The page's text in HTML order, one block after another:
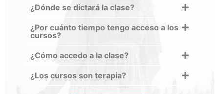
¿Dónde se dictará la clase?
¿Por cuánto tiempo tengo acceso a los
cursos?
¿Cómo accedo a la clase?
¿Los cursos son terapia?